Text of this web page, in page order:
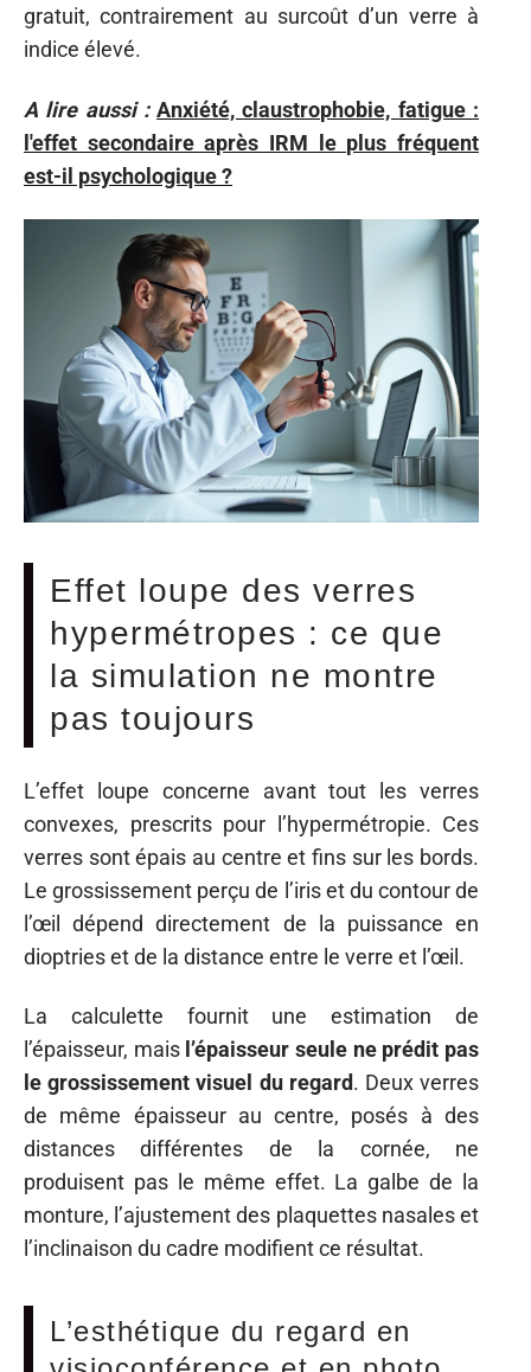
gratuit, contrairement au surcoût d’un verre à
indice élevé.
A lire aussi : Anxiété, claustrophobie, fatigue :
l'effet secondaire après IRM le plus fréquent
est-il psychologique ?
Effet loupe des verres
hypermétropes : ce que
la simulation ne montre
pas toujours
L’effet loupe concerne avant tout les verres
convexes, prescrits pour l’hypermétropie. Ces
verres sont épais au centre et fins sur les bords.
Le grossissement perçu de l’iris et du contour de
l’œil dépend directement de la puissance en
dioptries et de la distance entre le verre et l’œil.
La calculette fournit une estimation de
l’épaisseur, mais l’épaisseur seule ne prédit pas
le grossissement visuel du regard. Deux verres
de même épaisseur au centre, posés à des
distances différentes de la cornée, ne
produisent pas le même effet. La galbe de la
monture, l’ajustement des plaquettes nasales et
l’inclinaison du cadre modifient ce résultat.
L’esthétique du regard en